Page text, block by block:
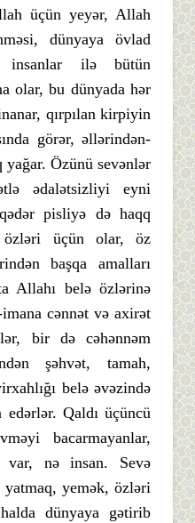
üçün yeyər, Allah
dünyaya övlad
insanlar ilə bütün
olar, bu dünyada hər
qırpılan kirpiyin
görər, əllərindən-
Özünü sevənlər
ədalətsizliyi eyni
pisliyə də haqq
özləri üçün olar, öz
başqa amalları
Allahı belə özlərinə
cənnət və axirət
bir də cəhənnəm
şəhvət, tamah,
belə əvəzində
Qaldı üçüncü
bacarmayanlar,
nə insan. Sevə
yemək, özləri
dünyaya gətirib